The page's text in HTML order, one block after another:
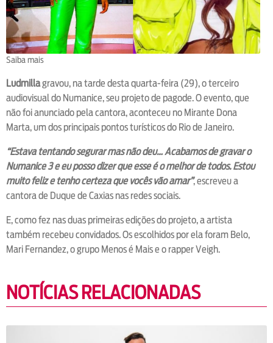
Saiba mais
Ludmillagravou, na tarde desta quarta-feira (29), o terceiro
audiovisual do Numanice, seu projeto de pagode. O evento, que
não foi anunciado pela cantora, aconteceu no Mirante Dona
Marta, um dos principais pontos turísticos do Rio de Janeiro.
“Estava tentando segurar mas não deu… Acabamos de gravar o
Numanice 3 e eu posso dizer que esse é o melhor de todos. Estou
muito feliz e tenho certeza que vocês vão amar”, escreveu a
cantora de Duque de Caxias nas redes sociais.
E, como fez nas duas primeiras edições do projeto, a artista
também recebeu convidados. Os escolhidos por ela foram Belo,
Mari Fernandez, o grupo Menos é Mais e o rapper Veigh.
NOTÍCIAS RELACIONADAS